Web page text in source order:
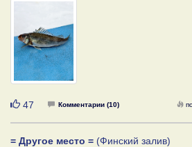
Нравится
47 Комментарии (10)
= Другое место = (Финский залив)